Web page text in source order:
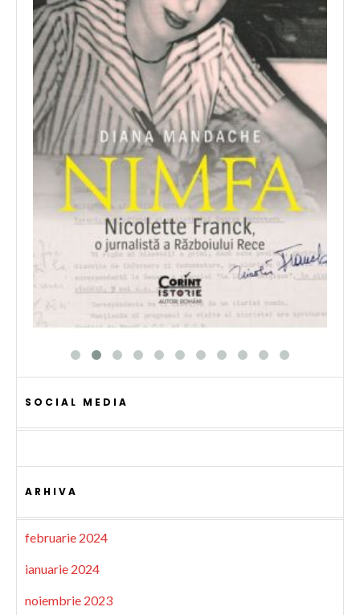
SOCIAL MEDIA
ARHIVA
februarie 2024
ianuarie 2024
noiembrie 2023